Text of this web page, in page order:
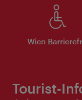
Wien
Tourist-